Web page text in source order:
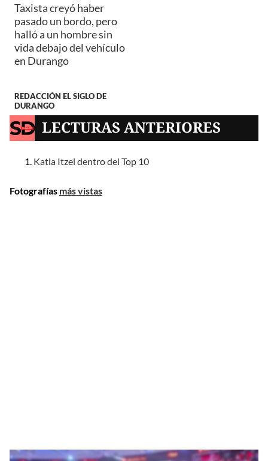
Taxista creyó haber
pasado un bordo, pero
halló a un hombre sin
vida debajo del vehículo
en Durango
REDACCIÓN EL SIGLO DE
DURANGO
LECTURAS ANTERIORES
Katia Itzel dentro del Top 10
Fotografías más vistas